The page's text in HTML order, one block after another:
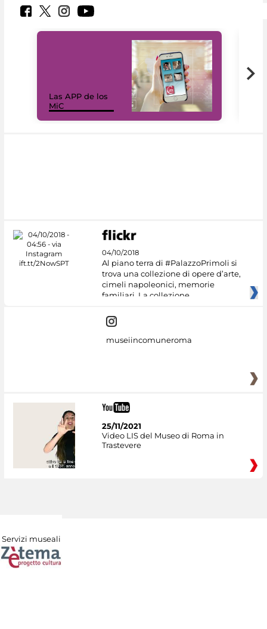
Las APP de los
MiC
04/10/2018
Al piano terra di #PalazzoPrimoli si
trova una collezione di opere d’arte,
cimeli napoleonici, memorie
familiari. La collezione
museiincomuneroma
25/11/2021
Video LIS del Museo di Roma in
Trastevere
Servizi museali